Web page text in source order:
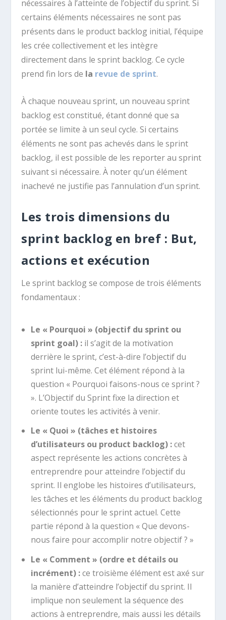
nécessaires à l’atteinte de l’objectif du sprint. Si
certains éléments nécessaires ne sont pas
présents dans le product backlog initial, l’équipe
les crée collectivement et les intègre
directement dans le sprint backlog. Ce cycle
prend fin lors de la revue de sprint.
À chaque nouveau sprint, un nouveau sprint
backlog est constitué, étant donné que sa
portée se limite à un seul cycle. Si certains
éléments ne sont pas achevés dans le sprint
backlog, il est possible de les reporter au sprint
suivant si nécessaire. À noter qu’un élément
inachevé ne justifie pas l’annulation d’un sprint.
Les trois dimensions du
sprint backlog en bref : But,
actions et exécution
Le sprint backlog se compose de trois éléments
fondamentaux :
Le « Pourquoi » (objectif du sprint ou
sprint goal) :il s’agit de la motivation
derrière le sprint, c’est-à-dire l’objectif du
sprint lui-même. Cet élément répond à la
question « Pourquoi faisons-nous ce sprint ?
». L’Objectif du Sprint fixe la direction et
oriente toutes les activités à venir.
Le « Quoi » (tâches et histoires
d’utilisateurs ou product backlog) :cet
aspect représente les actions concrètes à
entreprendre pour atteindre l’objectif du
sprint. Il englobe les histoires d’utilisateurs,
les tâches et les éléments du product backlog
sélectionnés pour le sprint actuel. Cette
partie répond à la question « Que devons-
nous faire pour accomplir notre objectif ? »
Le « Comment » (ordre et détails ou
incrément) :ce troisième élément est axé sur
la manière d’atteindre l’objectif du sprint. Il
implique non seulement la séquence des
actions à entreprendre, mais aussi les détails